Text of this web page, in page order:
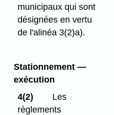
municipaux qui sont
désignées en vertu
de l'alinéa 3(2)a).
Stationnement —
exécution
4(2)
Les
règlements